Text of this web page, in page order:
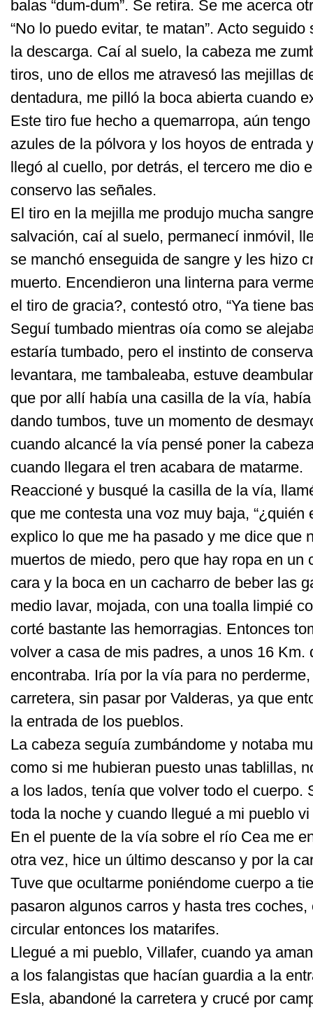
balas “dum-dum”. Se retira. Se me acerca
“No lo puedo evitar, te matan”. Acto
la descarga. Caí al suelo, la cabeza me
tiros, uno de ellos me atravesó las mejillas
dentadura, me pilló la boca abierta cuando
Este tiro fue hecho a quemarropa, aún
azules de la pólvora y los hoyos de entrada
llegó al cuello, por detrás, el tercero me dio
conservo las señales.
El tiro en la mejilla me produjo mucha
salvación, caí al suelo, permanecí inmóvil,
se manchó enseguida de sangre y les hizo
muerto. Encendieron una linterna para
el tiro de gracia?, contestó otro, “Ya tiene
Seguí tumbado mientras oía como se
estaría tumbado, pero el instinto de
levantara, me tambaleaba, estuve
que por allí había una casilla de la vía,
dando tumbos, tuve un momento de
cuando alcancé la vía pensé poner la
cuando llegara el tren acabara de matarme.
Reaccioné y busqué la casilla de la vía,
que me contesta una voz muy baja, “¿quién
explico lo que me ha pasado y me dice que
muertos de miedo, pero que hay ropa en un
cara y la boca en un cacharro de beber las
medio lavar, mojada, con una toalla limpié
corté bastante las hemorragias. Entonces
volver a casa de mis padres, a unos 16 Km.
encontraba. Iría por la vía para no
carretera, sin pasar por Valderas, ya que
la entrada de los pueblos.
La cabeza seguía zumbándome y notaba
como si me hubieran puesto unas tablillas,
a los lados, tenía que volver todo el cuerpo.
toda la noche y cuando llegué a mi pueblo
En el puente de la vía sobre el río Cea me
otra vez, hice un último descanso y por la
Tuve que ocultarme poniéndome cuerpo a
pasaron algunos carros y hasta tres
circular entonces los matarifes.
Llegué a mi pueblo, Villafer, cuando ya
a los falangistas que hacían guardia a la
Esla, abandoné la carretera y crucé por